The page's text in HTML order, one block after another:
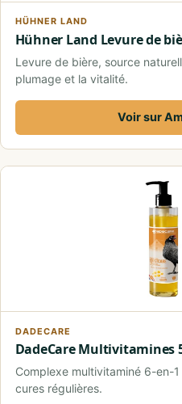
HÜHNER LAND
Hühner Land Levure de
Levure de bière, source
plumage et la vitalité.
Voir sur
DADECARE
DadeCare Multivitamines
Complexe multivitaminé 6-en-
cures régulières.